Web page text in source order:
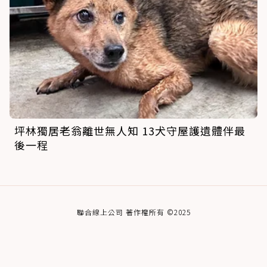
坪林獨居老翁離世無人知 13犬守屋護遺體伴最
後一程
聯合線上公司 著作權所有 ©2025